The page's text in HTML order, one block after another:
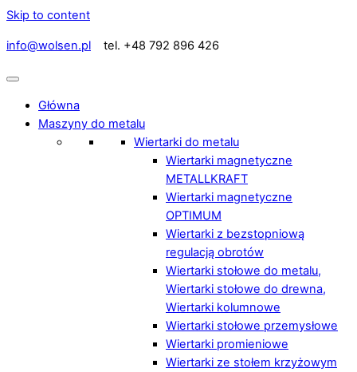
Skip to content
info@wolsen.pl tel. +48 792 896 426
Główna
Maszyny do metalu
Wiertarki do metalu
Wiertarki magnetyczne
METALLKRAFT
Wiertarki magnetyczne
OPTIMUM
Wiertarki z bezstopniową
regulacją obrotów
Wiertarki stołowe do metalu,
Wiertarki stołowe do drewna,
Wiertarki kolumnowe
Wiertarki stołowe przemysłowe
Wiertarki promieniowe
Wiertarki ze stołem krzyżowym